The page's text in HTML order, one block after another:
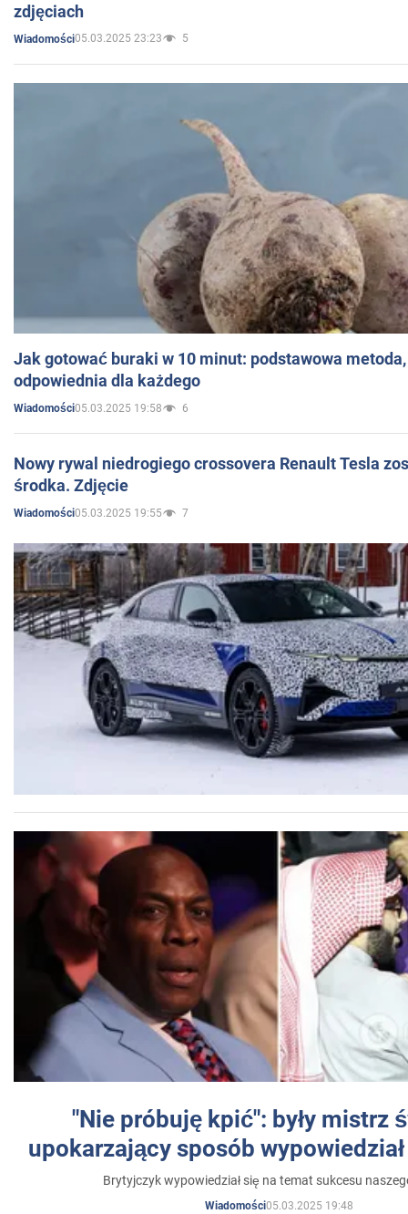
zdjęciach
Wiadomości05.03.2025 23:23 5
Jak gotować buraki w 10 minut: podstawowa
odpowiednia dla każdego
Wiadomości05.03.2025 19:58 6
Nowy rywal niedrogiego crossovera Renault Tesla
środka. Zdjęcie
Wiadomości05.03.2025 19:55 7
"Nie próbuję kpić": były mistrz
upokarzający sposób
Brytyjczyk wypowiedział się na temat sukcesu
Wiadomości05.03.2025 19:48